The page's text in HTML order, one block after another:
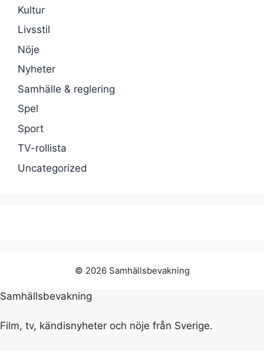
Kultur
Livsstil
Nöje
Nyheter
Samhälle & reglering
Spel
Sport
TV-rollista
Uncategorized
© 2026 Samhällsbevakning
Samhällsbevakning
Film, tv, kändisnyheter och nöje från Sverige.